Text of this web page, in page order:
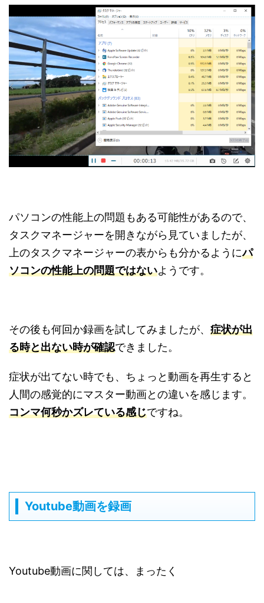
パソコンの性能上の問題もある可能性があるので、
タスクマネージャーを開きながら見ていましたが、
上のタスクマネージャーの表からも分かるようにパ
ソコンの性能上の問題ではないようです。
その後も何回か録画を試してみましたが、 症状が出
る時と出ない時が確認できました。
症状が出てない時でも、ちょっと動画を再生すると
人間の感覚的にマスター動画との違いを感じます。
コンマ何秒かズレている感じですね。
Youtube動画を録画
Youtube動画に関しては、まったく